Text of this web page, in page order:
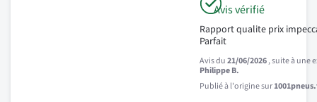
Avis vérifié
Rapport qualite prix
Parfait
Avis du21/06/2026, suite à une
Philippe B.
Publié à l'origine sur